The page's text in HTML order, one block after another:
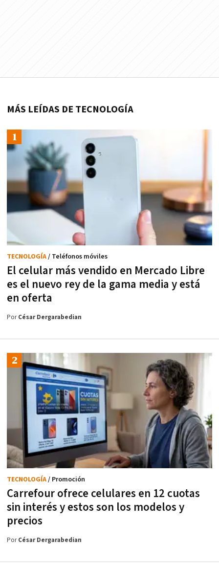
MÁS LEÍDAS DE TECNOLOGÍA
El celular más vendido en Mercado Libre
es el nuevo rey de la gama media y está
en oferta
TECNOLOGÍA/ Teléfonos móviles
PorCésar Dergarabedian
Carrefour ofrece celulares en 12 cuotas
sin interés y estos son los modelos y
precios
TECNOLOGÍA/ Promoción
PorCésar Dergarabedian